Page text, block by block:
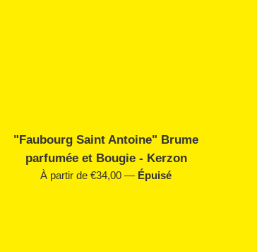
"Faubourg Saint Antoine" Brume
parfumée et Bougie - Kerzon
À partir de €34,00 — Épuisé